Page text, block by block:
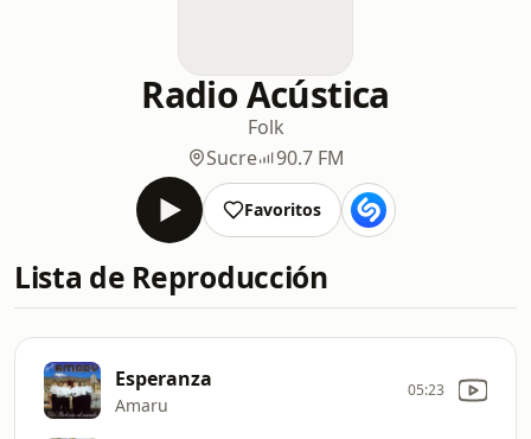
Radio Acústica
Folk
Sucre
90.7 FM
Favoritos
Lista de Reproducción
Esperanza
Amaru
05:23